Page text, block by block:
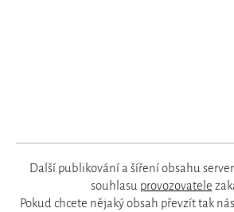
Další publikování a šíření obsahu
souhlasu provozovatele
Pokud chcete nějaký obsah převzít tak